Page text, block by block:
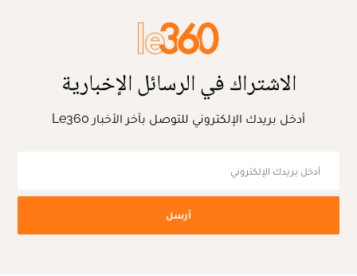
الاشتراك في الرسائل الإخبارية
أدخل بريدك الإلكتروني للتوصل بآخر الأخبار Le360
أرسل